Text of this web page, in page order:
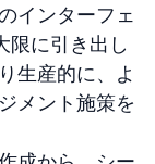
インターフェ
限に引き出し
生産的に、よ
メント施策を